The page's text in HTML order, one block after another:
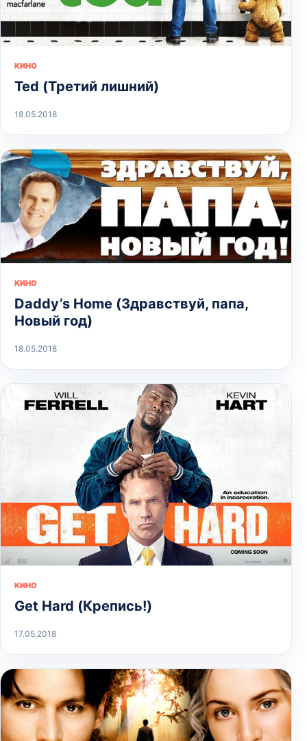
КИНО
Ted (Третий лишний)
18.05.2018
КИНО
Daddy’s Home (Здравствуй, папа,
Новый год)
18.05.2018
КИНО
Get Hard (Крепись!)
17.05.2018